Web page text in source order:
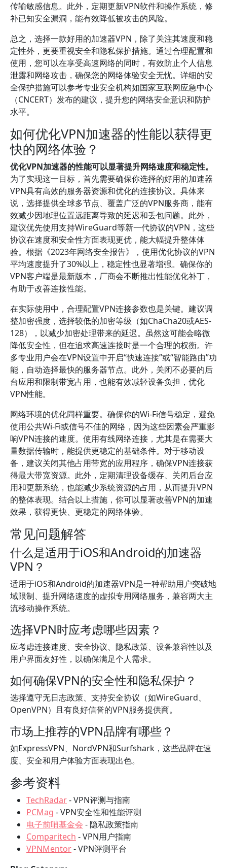
传输敏感信息。此外，定期更新VPN软件和操作系统，修
补已知安全漏洞，能有效降低被攻击的风险。
总之，选择一款好用的加速器VPN，除了关注其速度和稳
定性外，更要重视安全和隐私保护措施。通过合理配置和
使用，您可以在享受高速网络的同时，有效防止个人信息
泄露和网络攻击，确保您的网络体验安全无忧。详细的安
全保护措施可以参考专业安全机构如国家互联网应急中心
（CNCERT）发布的建议，提升您的网络安全意识和防护
水平。
如何优化VPN加速器的性能以获得更
快的网络体验？
优化VPN加速器的性能可以显著提升网络速度和稳定性。
为了实现这一目标，首先需要确保你选择的好用的加速器
VPN具有高效的服务器资源和优化的连接协议。具体来
说，选择提供全球多节点、覆盖广泛的VPN服务商，能有
效减少因地理位置远距离导致的延迟和丢包问题。此外，
建议优先使用支持WireGuard等新一代协议的VPN，这些
协议在速度和安全性方面表现更优，能大幅提升整体体
验。根据《2023年网络安全报告》，使用优化协议的VPN
平均速度提升了30%以上，稳定性也显著增强。确保你的
VPN客户端是最新版本，厂商会不断推出性能优化补丁，
有助于改善连接性能。
在实际使用中，合理配置VPN连接参数也是关键。建议调
整加密强度，选择较低的加密等级（如ChaCha20或AES-
128），以减少加密处理带来的延迟。虽然这可能会略微
降低安全性，但在追求高速连接时是一个合理的权衡。许
多专业用户会在VPN设置中开启“快速连接”或“智能路由”功
能，自动选择最快的服务器节点。此外，关闭不必要的后
台应用和限制带宽占用，也能有效减轻设备负担，优化
VPN性能。
网络环境的优化同样重要。确保你的Wi-Fi信号稳定，避免
使用公共Wi-Fi或信号不佳的网络，因为这些因素会严重影
响VPN连接的速度。使用有线网络连接，尤其是在需要大
量数据传输时，能提供更稳定的基础条件。对于移动设
备，建议关闭其他占用带宽的应用程序，确保VPN连接获
得最大带宽资源。此外，定期清理设备缓存、关闭后台应
用和更新系统，也能减少系统资源的占用，从而提升VPN
的整体表现。结合以上措施，你可以显著改善VPN的加速
效果，获得更快、更稳定的网络体验。
常见问题解答
什么是适用于iOS和Android的加速器
VPN？
适用于iOS和Android的加速器VPN是一种帮助用户突破地
域限制、提升网络速度的虚拟专用网络服务，兼容两大主
流移动操作系统。
选择VPN时应考虑哪些因素？
应考虑连接速度、安全协议、隐私政策、设备兼容性以及
用户界面友好性，以确保满足个人需求。
如何确保VPN的安全性和隐私保护？
选择遵守无日志政策、支持安全协议（如WireGuard、
OpenVPN）且有良好信誉的VPN服务提供商。
市场上推荐的VPN品牌有哪些？
如ExpressVPN、NordVPN和Surfshark，这些品牌在速
度、安全和用户体验方面表现出色。
参考资料
TechRadar- VPN评测与指南
PCMag - VPN安全性和性能评测
电子前哨基金会 - 隐私政策指南
Comparitech - VPN用户指南
VPNMentor- VPN评测平台